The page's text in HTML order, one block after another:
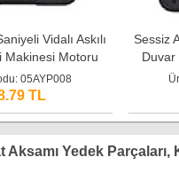
Vidalı Askılı
Makinesi Motoru
Set (14 mm)
05AYP008
TL
Sessiz
Duvar
Yedek